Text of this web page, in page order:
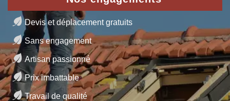
Devis et déplacement gratuits
Sans engagement
Artisan passionné
Prix imbattable
Travail de qualité